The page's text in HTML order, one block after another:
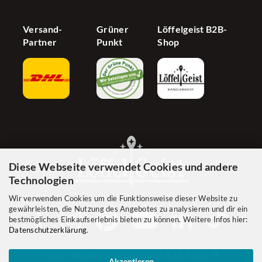
Diese Webseite verwendet Cookies und andere
Technologien
Wir verwenden Cookies um die Funktionsweise dieser Website zu
gewährleisten, die Nutzung des Angebotes zu analysieren und dir ein
bestmögliches Einkaufserlebnis bieten zu können. Weitere Infos hier:
Datenschutzerklärung.
Versand-
Partner
Grüner
Punkt
Löffelgeist B2B-
Shop